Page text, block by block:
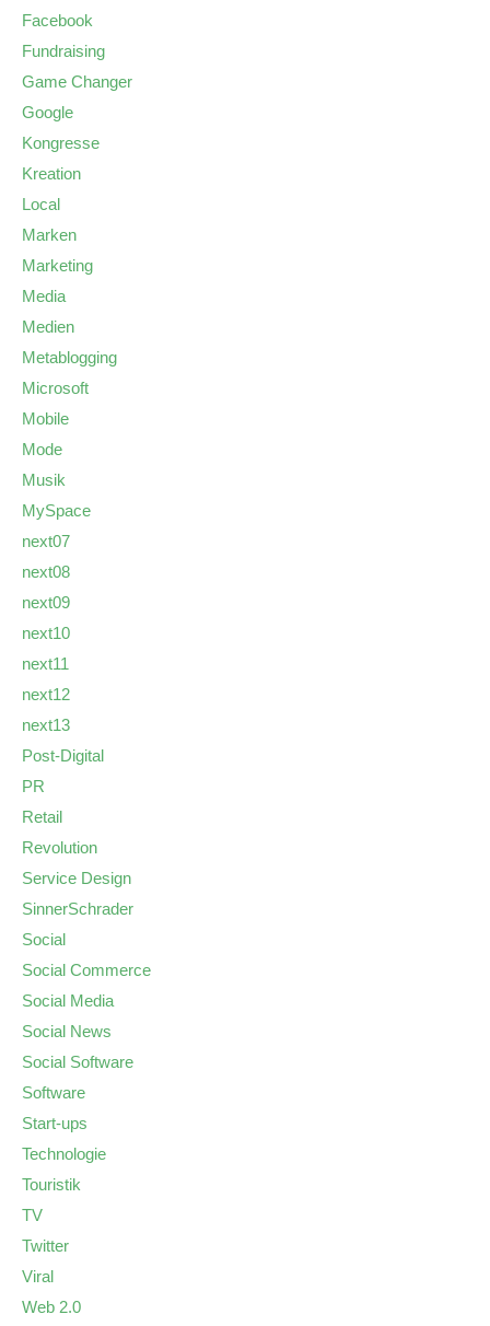
Facebook
Fundraising
Game Changer
Google
Kongresse
Kreation
Local
Marken
Marketing
Media
Medien
Metablogging
Microsoft
Mobile
Mode
Musik
MySpace
next07
next08
next09
next10
next11
next12
next13
Post-Digital
PR
Retail
Revolution
Service Design
SinnerSchrader
Social
Social Commerce
Social Media
Social News
Social Software
Software
Start-ups
Technologie
Touristik
TV
Twitter
Viral
Web 2.0